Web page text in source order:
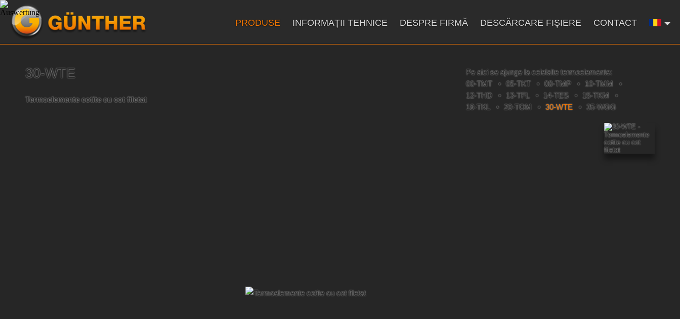
PRODUSE INFORMAȚII TEHNICE DESPRE FIRMĂ DESCĂRCARE FIȘIERE CONTACT
30-WTE
Termoelemente cotite cu cot filetat
Pe aici se ajunge la celelalte termoelemente:
00-TMT
05-TKT 08-TMP
10-TMM
12-THD
13-TFL 14-TES
15-TKM
18-TKL
20-TOM 30-WTE 35-WGG